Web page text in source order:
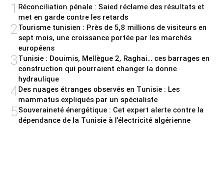
1 Réconciliation pénale : Saied réclame des résultats et
met en garde contre les retards
2Tourisme tunisien : Près de 5,8 millions de visiteurs en
sept mois, une croissance portée par les marchés
européens
3Tunisie : Douimis, Mellègue 2, Raghai… ces barrages en
construction qui pourraient changer la donne
hydraulique
4Des nuages étranges observés en Tunisie : Les
mammatus expliqués par un spécialiste
5Souveraineté énergétique : Cet expert alerte contre la
dépendance de la Tunisie à l’électricité algérienne